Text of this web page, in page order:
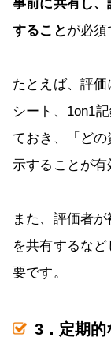
事前に共有し
することが必須
たとえば、評
シート、1on1
ておき、「ど
示することが有
また、評価者
を共有するな
要です。
3．定期